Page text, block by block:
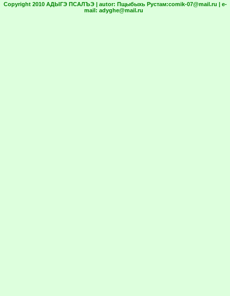
Copyright 2010 АДЫГЭ ПСАЛЪЭ | autor: Пщыбыхь Рустам:comik-07@mail.ru | e-
mail: adyghe@mail.ru